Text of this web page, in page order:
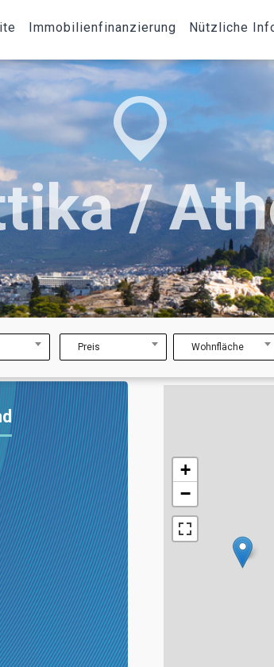
Immobilienfinanzierung Nützliche
/
Preis Wohnfläche
+
−